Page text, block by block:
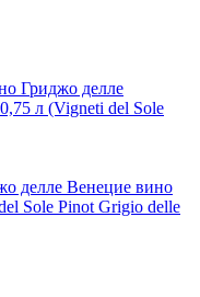
делле Венецие вино
Sole Pinot Grigio delle